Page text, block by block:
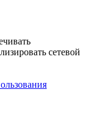
сетевой